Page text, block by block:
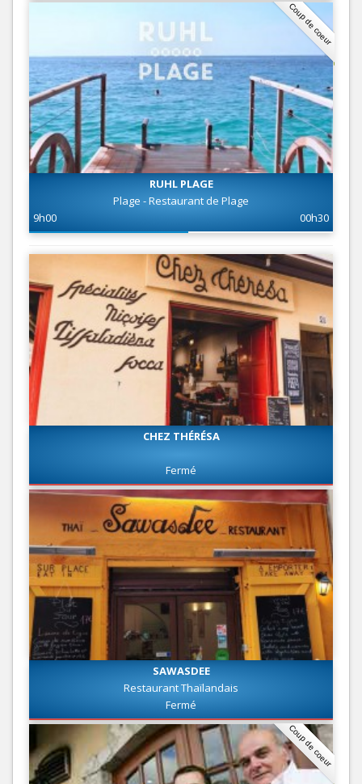
Coup de coeur
RUHL PLAGE
Plage - Restaurant de Plage
9h00
00h30
CHEZ THÉRÉSA
Fermé
SAWASDEE
Restaurant Thaïlandais
Fermé
Coup de coeur